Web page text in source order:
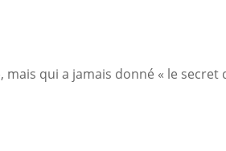
qui a jamais donné « le